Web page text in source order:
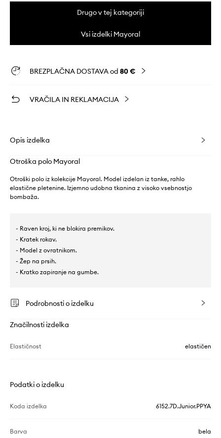
Drugo v tej kategoriji
Vsi izdelki Mayoral
BREZPLAČNA DOSTAVA od 80 €
VRAČILA IN REKLAMACIJA
Opis izdelka
Otroška polo Mayoral
Otroški polo iz kolekcije Mayoral. Model izdelan iz tanke, rahlo
elastične pletenine. Izjemno udobna tkanina z visoko vsebnostjo
bombaža.
- Raven kroj, ki ne blokira premikov.
- Kratek rokav.
- Model z ovratnikom.
- Žep na prsih.
- Kratko zapiranje na gumbe.
Podrobnosti o izdelku
Značilnosti izdelka
Elastičnost elastičen
Podatki o izdelku
Koda izdelka 6152.7D.Junior.PPYA
Barva bela